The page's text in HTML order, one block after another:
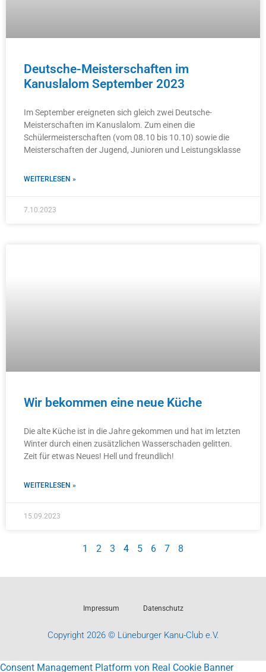
Deutsche-Meisterschaften im
Kanuslalom September 2023
Im September ereigneten sich gleich zwei Deutsche-
Meisterschaften im Kanuslalom. Zum einen die
Schülermeisterschaften (vom 08.10 bis 10.10) sowie die
Meisterschaften der Jugend, Junioren und Leistungsklasse
WEITERLESEN »
7.10.2023
Wir bekommen eine neue Küche
Die alte Küche ist in die Jahre gekommen und hat im letzten
Winter durch einen zusätzlichen Wasserschaden gelitten.
Zeit für etwas Neues! Hell und freundlich!
WEITERLESEN »
15.09.2023
1 2 3 4 5 6 7 8
Impressum Datenschutz
Copyright 2026 © Lüneburger Kanu-Club e.V.
Consent Management Platform von Real Cookie Banner